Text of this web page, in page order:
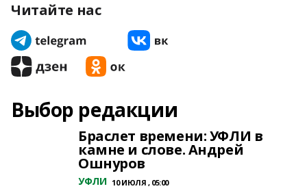
Читайте нас
Выбор редакции
Браслет времени: УФЛИ в
камне и слове. Андрей
Ошнуров
УФЛИ 10 ИЮЛЯ , 05:00